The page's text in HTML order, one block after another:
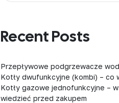
Recent Posts
Przepływowe podgrzewacze
Kotły dwufunkcyjne (kombi) – co
Kotły gazowe jednofunkcyjne –
wiedzieć przed zakupem